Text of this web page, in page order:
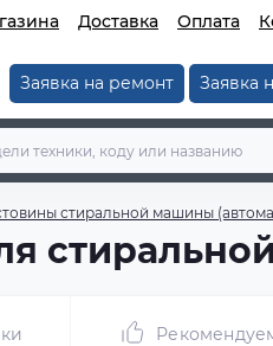
Доставка Оплата
Заявка на ремонт Заявка
стиральной машины